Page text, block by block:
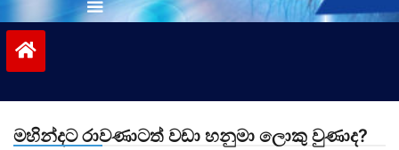
මහින්දට රාවණාටත් වඩා හනුමා ලොකු වුණාද?